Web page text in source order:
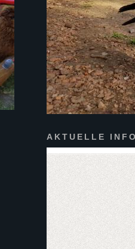
AKTUELLE